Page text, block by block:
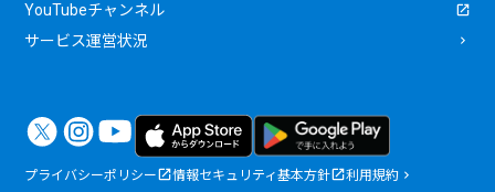
YouTubeチャンネル
サービス運営状況
プライバシーポリシー 情報セキュリティ基本方針
利用規約